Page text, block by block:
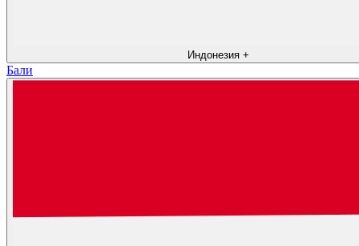
Индонезия +
Бали